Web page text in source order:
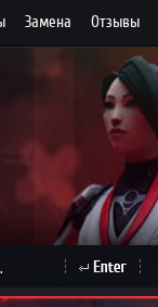
Замена Отзывы